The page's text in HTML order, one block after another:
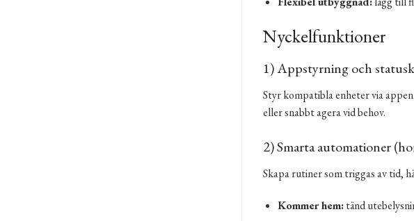
Nyckelfunktioner
1) Appstyrning och
Styr kompatibla enheter via
eller snabbt agera vid behov.
2) Smarta automationer
Skapa rutiner som triggas av tid,
Kommer hem:tänd